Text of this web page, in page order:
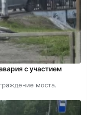
с участием
моста.